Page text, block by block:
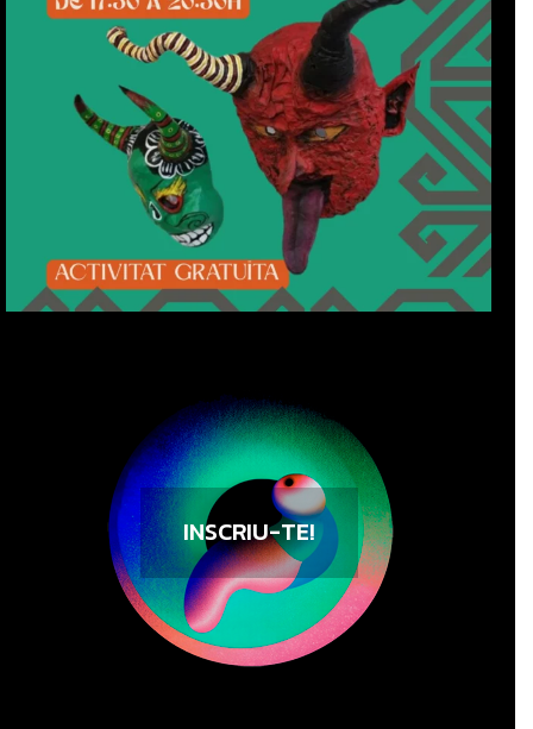
INSCRIU-TE!